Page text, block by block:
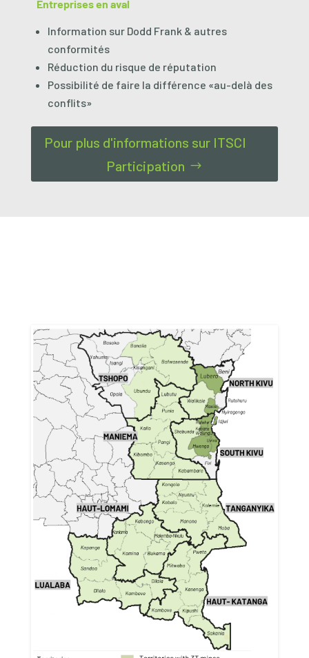
Entreprises en aval
Information sur Dodd Frank & autres
conformités
Réduction du risque de réputation
Possibilité de faire la différence «au-delà des
conflits»
Pour plus d'informations sur ITSCI
Participation